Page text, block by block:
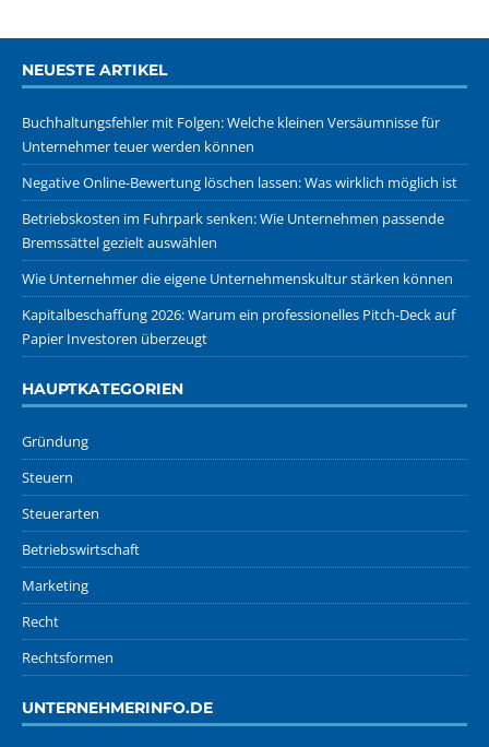
NEUESTE ARTIKEL
Buchhaltungsfehler mit Folgen: Welche kleinen Versäumnisse für
Unternehmer teuer werden können
Negative Online-Bewertung löschen lassen: Was wirklich möglich ist
Betriebskosten im Fuhrpark senken: Wie Unternehmen passende
Bremssättel gezielt auswählen
Wie Unternehmer die eigene Unternehmenskultur stärken können
Kapitalbeschaffung 2026: Warum ein professionelles Pitch-Deck auf
Papier Investoren überzeugt
HAUPTKATEGORIEN
Gründung
Steuern
Steuerarten
Betriebswirtschaft
Marketing
Recht
Rechtsformen
UNTERNEHMERINFO.DE